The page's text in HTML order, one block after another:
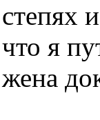
степях
что я
жена